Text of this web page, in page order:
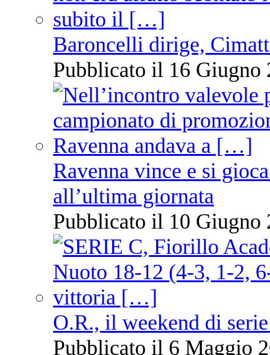
Baroncelli dirige,
Pubblicato il 16 Giugno
Ravenna vince e si
all’ultima giornata
Pubblicato il 10 Giugno
O.R., il weekend di
Pubblicato il 6 Maggio